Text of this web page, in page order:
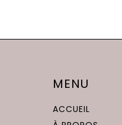
MENU
ACCUEIL